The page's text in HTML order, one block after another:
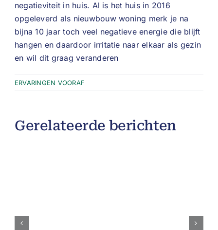
negatieviteit in huis. Al is het huis in 2016
opgeleverd als nieuwbouw woning merk je na
bijna 10 jaar toch veel negatieve energie die blijft
hangen en daardoor irritatie naar elkaar als gezin
en wil dit graag veranderen
ERVARINGEN VOORAF
Gerelateerde berichten